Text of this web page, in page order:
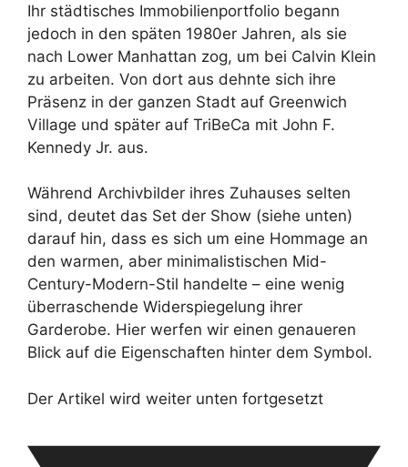
Ihr städtisches Immobilienportfolio begann
jedoch in den späten 1980er Jahren, als sie
nach Lower Manhattan zog, um bei Calvin Klein
zu arbeiten. Von dort aus dehnte sich ihre
Präsenz in der ganzen Stadt auf Greenwich
Village und später auf TriBeCa mit John F.
Kennedy Jr. aus.
Während Archivbilder ihres Zuhauses selten
sind, deutet das Set der Show (siehe unten)
darauf hin, dass es sich um eine Hommage an
den warmen, aber minimalistischen Mid-
Century-Modern-Stil handelte – eine wenig
überraschende Widerspiegelung ihrer
Garderobe. Hier werfen wir einen genaueren
Blick auf die Eigenschaften hinter dem Symbol.
Der Artikel wird weiter unten fortgesetzt